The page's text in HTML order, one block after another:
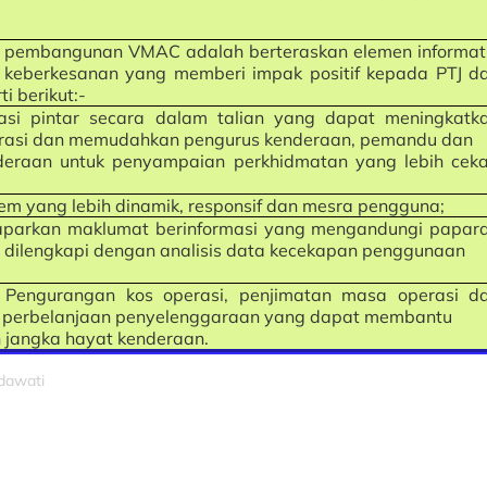
VMAC adalah berteraskan elemen
yang memberi impak positif kepada PTJ
berikut:-
pintar secara dalam talian yang dapat
dan memudahkan pengurus kenderaan, pemandu dan
untuk penyampaian perkhidmatan yang lebih
yang lebih dinamik, responsif dan mesra pengguna;
maklumat berinformasi yang mengandungi
dengan analisis data kecekapan penggunaan
Pengurangan kos operasi, penjimatan masa operasi
penyelenggaraan yang dapat membantu
jangka hayat kenderaan.